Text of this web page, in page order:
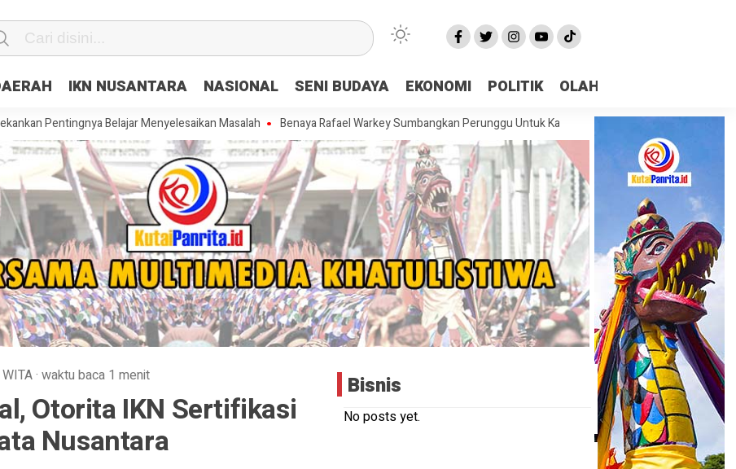
IKN NUSANTARA NASIONAL SENI BUDAYA EKONOMI POLITIK OLAHRAGA
Belajar Menyelesaikan Masalah Benaya Rafael Warkey Sumbangkan Perunggu Untuk Kaltim Di Asian Taekwondo Indonesia Open 2026
WITA· waktu baca 1 menit
Otorita IKN Sertifikasi
Nusantara
Bisnis
No posts yet.